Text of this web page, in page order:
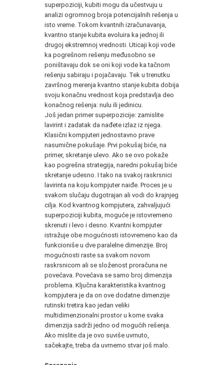
superpoziciji, kubiti mogu da učestvuju u
analizi ogromnog broja potencijalnih rešenja u
isto vreme. Tokom kvantnih izračunavanja,
kvantno stanje kubita evoluira ka jednoj ili
drugoj ekstremnoj vrednosti. Uticaji koji vode
ka pogrešnom rešenju međusobno se
poništavaju dok se oni koji vode ka tačnom
rešenju sabiraju i pojačavaju. Tek u trenutku
završnog merenja kvantno stanje kubita dobija
svoju konačnu vrednost koja predstavlja deo
konačnog rešenja: nulu ili jedinicu.
Još jedan primer superpozicije: zamislite
lavirint i zadatak da nađete izlaz iz njega.
Klasični kompjuteri jednostavno prave
nasumične pokušaje. Prvi pokušaj biće, na
primer, skretanje ulevo. Ako se ovo pokaže
kao pogrešna strategija, naredni pokušaj biće
skretanje udesno. I tako na svakoj raskrsnici
lavirinta na koju kompjuter naiđe. Proces je u
svakom slučaju dugotrajan ali vodi do krajnjeg
cilja. Kod kvantnog kompjutera, zahvaljujući
superpoziciji kubita, moguće je istovremeno
skrenuti i levo i desno. Kvantni kompjuter
istražuje obe mogućnosti istovremeno kao da
funkcioniše u dve paralelne dimenzije. Broj
mogućnosti raste sa svakom novom
raskrsnicom ali se složenost proračuna ne
povećava. Povećava se samo broj dimenzija
problema. Ključna karakteristika kvantnog
kompjutera je da on ove dodatne dimenzije
rutinski tretira kao jedan veliki
multidimenzionalni prostor u kome svaka
dimenzija sadrži jedno od mogućih rešenja.
Ako mislite da je ovo suviše uvrnuto,
sačekajte, treba da uvrnemo stvar još malo.